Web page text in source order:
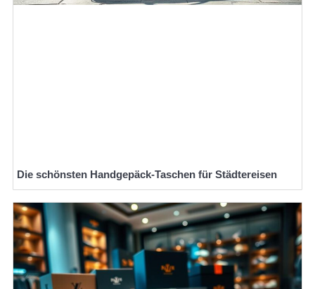
Die schönsten Handgepäck-Taschen für Städtereisen